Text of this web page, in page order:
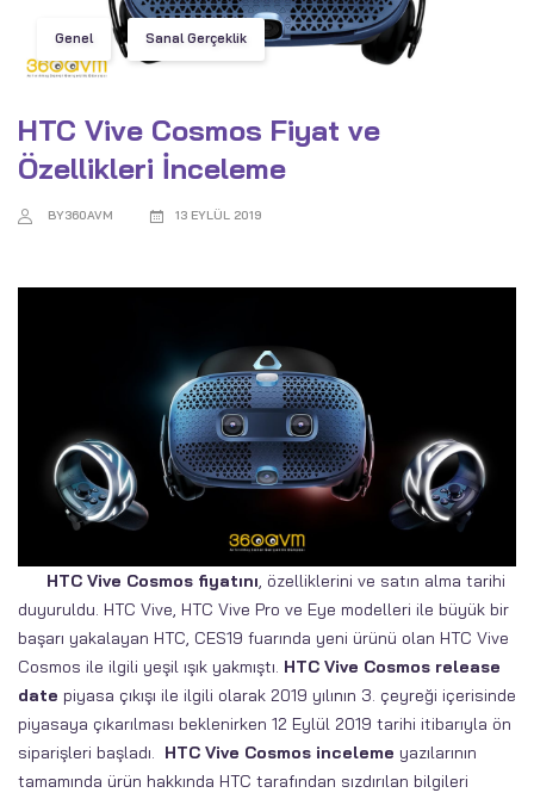
Genel Sanal Gerçeklik
HTC Vive Cosmos Fiyat ve
Özellikleri İnceleme
BY360AVM 13 EYLÜL 2019
HTC Vive Cosmos fiyatını, özelliklerini ve satın alma tarihi
duyuruldu. HTC Vive, HTC Vive Pro ve Eye modelleri ile büyük bir
başarı yakalayan HTC, CES19 fuarında yeni ürünü olan HTC Vive
Cosmos ile ilgili yeşil ışık yakmıştı. HTC Vive Cosmos release
date piyasa çıkışı ile ilgili olarak 2019 yılının 3. çeyreği içerisinde
piyasaya çıkarılması beklenirken 12 Eylül 2019 tarihi itibarıyla ön
siparişleri başladı. HTC Vive Cosmos inceleme yazılarının
tamamında ürün hakkında HTC tarafından sızdırılan bilgileri